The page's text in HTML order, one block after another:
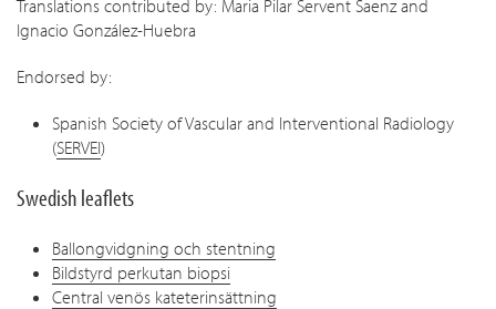
Translations contributed by: Maria Pilar Servent Saenz and
Ignacio González-Huebra
Endorsed by:
Spanish Society of Vascular and Interventional Radiology
(SERVEI)
Swedish leaflets
Ballongvidgning och stentning
Bildstyrd perkutan biopsi
Central venös kateterinsättning